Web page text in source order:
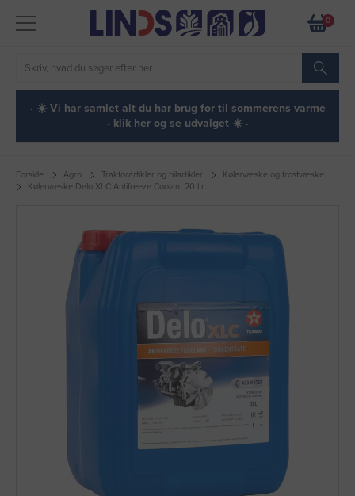
0
· ☀️ Vi har samlet alt du har brug for til sommerens varme
- klik her og se udvalget ☀️ ·
Forside Agro Traktorartikler og bilartikler
Kølervæske og frostvæske
Kølervæske Delo XLC Antifreeze Coolant 20 ltr